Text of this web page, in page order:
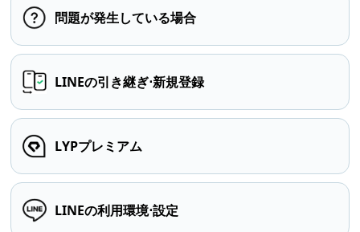
問題が発生している場合
LINEの引き継ぎ⋅新規登録
LYPプレミアム
LINEの利用環境⋅設定